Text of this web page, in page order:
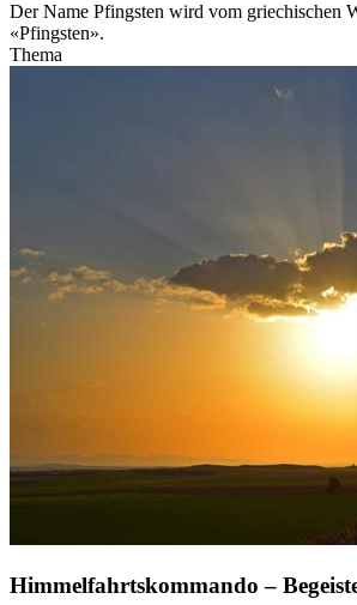
Der Name Pfingsten wird vom griechischen
«Pfingsten».
Thema
Himmelfahrtskommando –